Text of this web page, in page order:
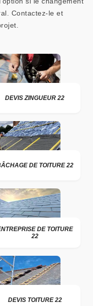
Contactez-le et
DEVIS ZINGUEUR 22
DE TOITURE 22
DE TOITURE
22
DEVIS TOITURE 22